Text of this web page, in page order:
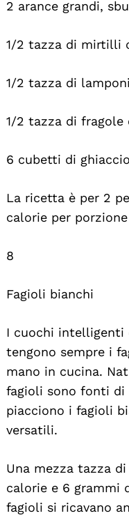
2 arance grandi,
1/2 tazza di mirtilli
1/2 tazza di
1/2 tazza di fragole
6 cubetti di ghiaccio
La ricetta è per 2
calorie per
8
Fagioli bianchi
I cuochi intelligenti
tengono sempre i
mano in cucina.
fagioli sono fonti di
piacciono i fagioli
versatili.
Una mezza tazza
calorie e 6 grammi
fagioli si ricavano